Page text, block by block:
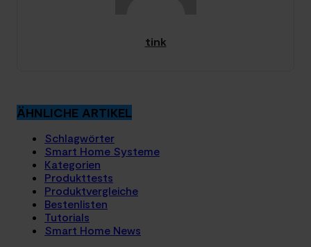
tink
ÄHNLICHE ARTIKEL
Schlagwörter
Smart Home Systeme
Kategorien
Produkttests
Produktvergleiche
Bestenlisten
Tutorials
Smart Home News